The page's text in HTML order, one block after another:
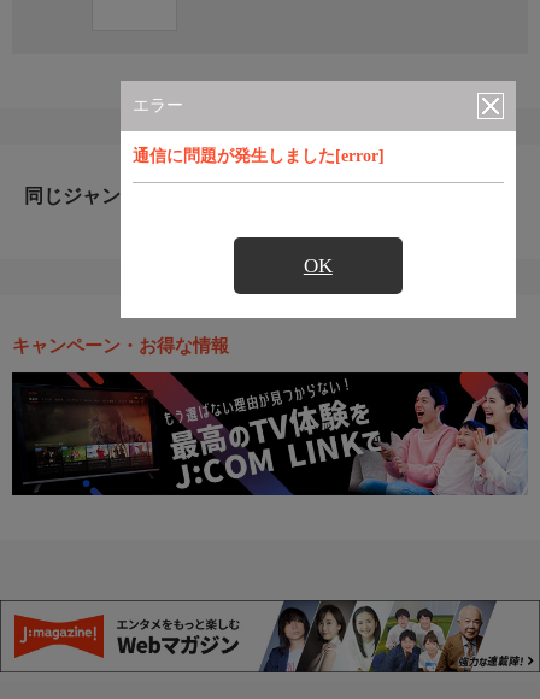
エラー
通信に問題が発生しました[error]
OK
同じジャンルのおすすめ番組
キャンペーン・お得な情報